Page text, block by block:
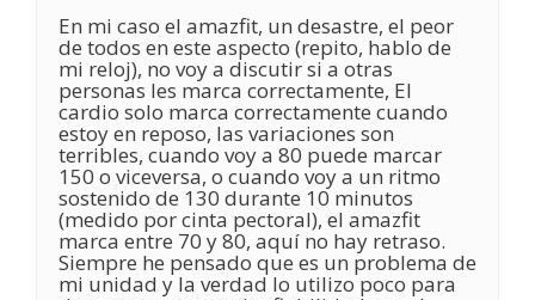
En mi caso el amazfit, un desastre, el peor
de todos en este aspecto (repito, hablo de
mi reloj), no voy a discutir si a otras
personas les marca correctamente, El
cardio solo marca correctamente cuando
estoy en reposo, las variaciones son
terribles, cuando voy a 80 puede marcar
150 o viceversa, o cuando voy a un ritmo
sostenido de 130 durante 10 minutos
(medido por cinta pectoral), el amazfit
marca entre 70 y 80, aquí no hay retraso.
Siempre he pensado que es un problema de
mi unidad y la verdad lo utilizo poco para